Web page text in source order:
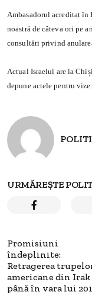
Ambasadorul acreditat
noastră de câteva ori pe
consultări privind
Actual Israelul are la
depune actele pentru vize.
URMĂREȘTE
Promisiuni
îndeplinite:
Retragerea
americane din Irak
până în vara lui